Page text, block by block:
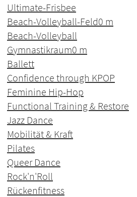
Ultimate-Frisbee
Beach-Volleyball-Feld0 m
Beach-Volleyball
Gymnastikraum0 m
Ballett
Confidence through KPOP
Feminine Hip-Hop
Functional Training & Restore
Jazz Dance
Mobilität & Kraft
Pilates
Queer Dance
Rock'n'Roll
Rückenfitness